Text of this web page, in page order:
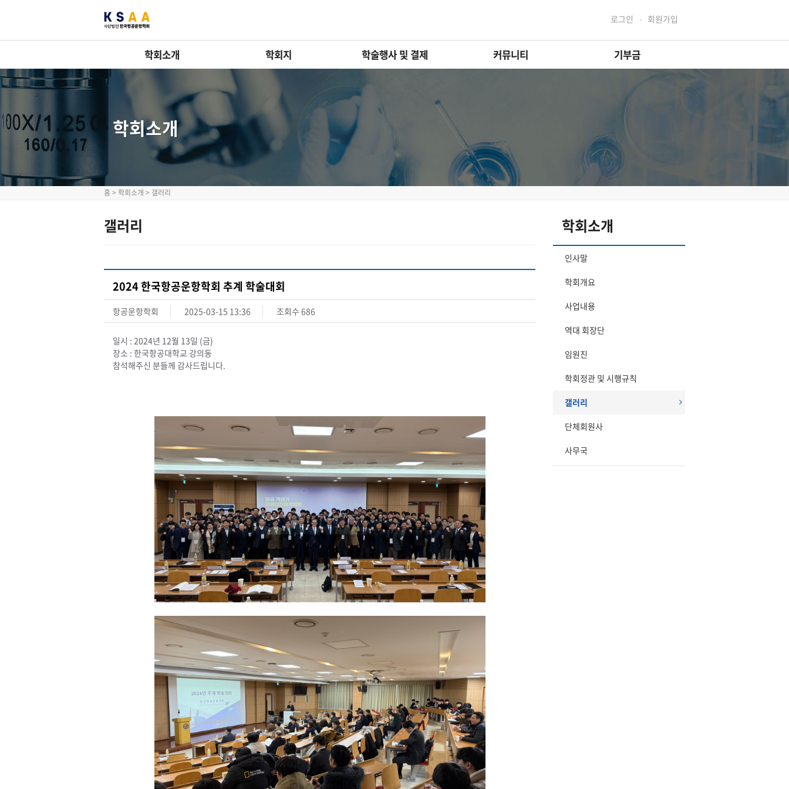
로그인 회원가입
학회소개 학회지 학술행사 및 결제 커뮤니티 기부금
학회소개
홈 > 학회소개 > 갤러리
갤러리
2024 한국항공운항학회 추계 학술대회
항공운항학회 2025-03-15 13:36 조회수 686
일시 : 2024년 12월 13일 (금)
장소 : 한국항공대학교 강의동
참석해주신 분들께 감사드립니다.
학회소개
인사말
학회개요
사업내용
역대 회장단
임원진
학회정관 및 시행규칙
갤러리
단체회원사
사무국